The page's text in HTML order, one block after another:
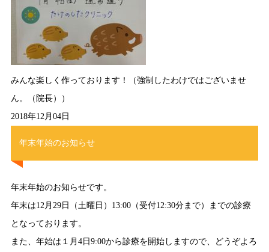
みんな楽しく作っております！（強制したわけではございませ
ん。（院長））
2018年12月04日
年末年始のお知らせ
年末年始のお知らせです。
年末は12月29日（土曜日）13:00（受付12:30分まで）までの診療
となっております。
また、年始は１月4日9:00から診療を開始しますので、どうぞよろ